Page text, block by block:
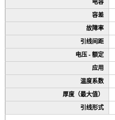
电容
容差
故障率
引线间距
电压 - 额定
应用
温度系数
厚度（最大值）
引线形式